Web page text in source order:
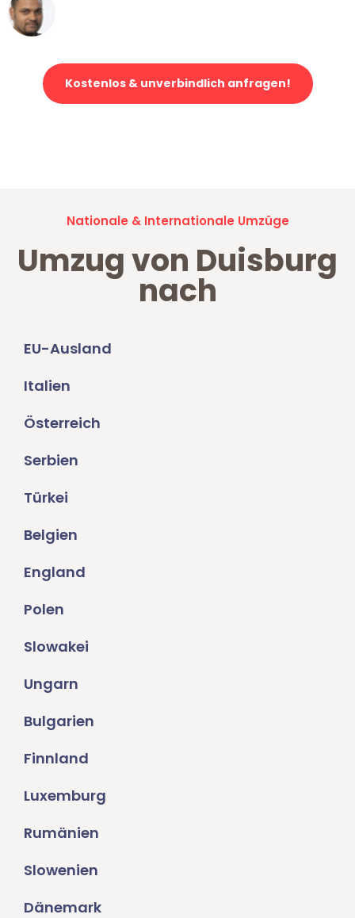
Kostenlos & unverbindlich anfragen!
Nationale & Internationale Umzüge
Umzug von Duisburg
nach
EU-Ausland
Italien
Österreich
Serbien
Türkei
Belgien
England
Polen
Slowakei
Ungarn
Bulgarien
Finnland
Luxemburg
Rumänien
Slowenien
Dänemark